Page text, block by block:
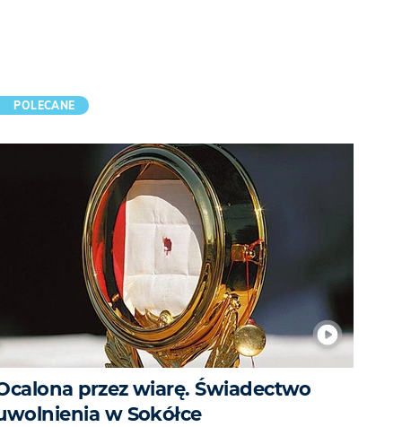
POLECANE
przez wiarę. Świadectwo
w Sokółce